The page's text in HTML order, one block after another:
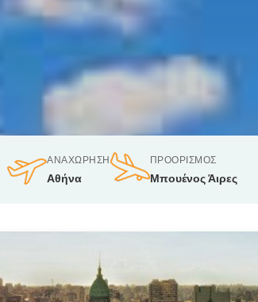
ΑΝΑΧΏΡΗΣΗ
Αθήνα
ΠΡΟΟΡΙΣΜΌΣ
Μπουένος Άιρες